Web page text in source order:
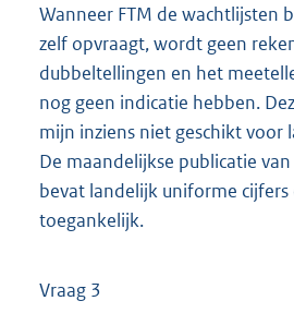
Wanneer FTM de wachtlijsten
zelf opvraagt, wordt geen
dubbeltellingen en het
nog geen indicatie hebben.
mijn inziens niet geschikt voor
De maandelijkse publicatie
bevat landelijk uniforme cijfers
toegankelijk.
Vraag 3